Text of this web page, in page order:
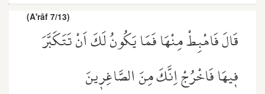
(A'râf 7/13)
قَالَ فَاهْبِطْ مِنْهَا فَمَا يَكُونُ لَكَ اَنْ تَتَكَبَّرَ
ف۪يهَا فَاخْرُجْ اِنَّكَ مِنَ الصَّاغِر۪ينَ